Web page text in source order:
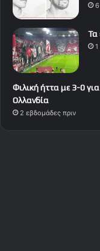
6
Τα
Φιλική ήττα με 3-0
Ολλανδία
2 εβδομάδες πριν